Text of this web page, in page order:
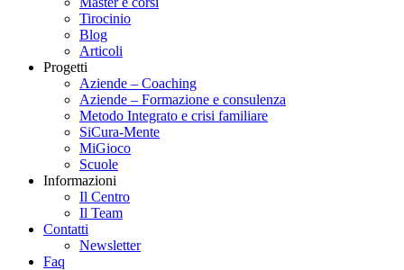
Tirocinio
Blog
Articoli
Progetti
Aziende – Coaching
Aziende – Formazione e consulenza
Metodo Integrato e crisi familiare
SiCura-Mente
MiGioco
Scuole
Informazioni
Il Centro
Il Team
Contatti
Newsletter
Faq